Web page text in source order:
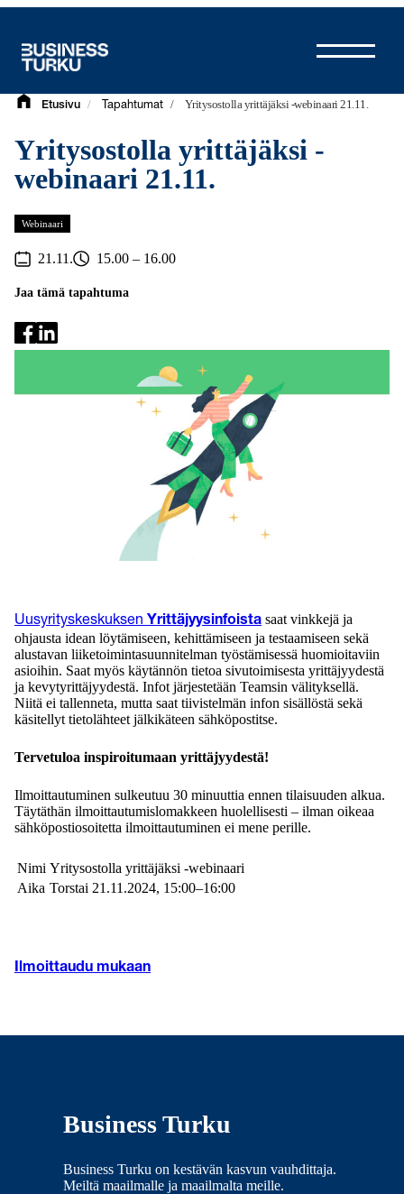
Etusivu / Tapahtumat / Yritysostolla yrittäjäksi -webinaari 21.11.
Yritysostolla yrittäjäksi -
webinaari 21.11.
Webinaari
21.11. 15.00 – 16.00
Jaa tämä tapahtuma
Uusyrityskeskuksen Yrittäjyysinfoista saat vinkkejä ja
ohjausta idean löytämiseen, kehittämiseen ja testaamiseen sekä
alustavan liiketoimintasuunnitelman työstämisessä huomioitaviin
asioihin. Saat myös käytännön tietoa sivutoimisesta yrittäjyydestä
ja kevytyrittäjyydestä. Infot järjestetään Teamsin välityksellä.
Niitä ei tallenneta, mutta saat tiivistelmän infon sisällöstä sekä
käsitellyt tietolähteet jälkikäteen sähköpostitse.
Tervetuloa inspiroitumaan yrittäjyydestä!
Ilmoittautuminen sulkeutuu 30 minuuttia ennen tilaisuuden alkua.
Täytäthän ilmoittautumislomakkeen huolellisesti – ilman oikeaa
sähköpostiosoitetta ilmoittautuminen ei mene perille.
Nimi Yritysostolla yrittäjäksi -webinaari
Aika Torstai 21.11.2024, 15:00–16:00
Ilmoittaudu mukaan
Business Turku
Business Turku on kestävän kasvun vauhdittaja.
Meiltä maailmalle ja maailmalta meille.